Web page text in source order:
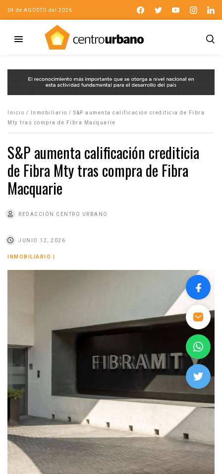
04 de AGOSTO del 2026
Inicio / Inmobiliario / S&P aumenta calificación crediticia de Fibra
Mty tras compra de Fibra Macquarie
S&P aumenta calificación crediticia
de Fibra Mty tras compra de Fibra
Macquarie
REDACCIÓN CENTRO URBANO
JUNIO 12, 2026
INMOBILIARIO